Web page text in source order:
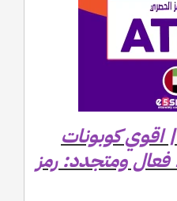
تطبيق Now Now| اقوي كوبونات
خصم ناو ناو 2025 فعال ومتجدد: رمز